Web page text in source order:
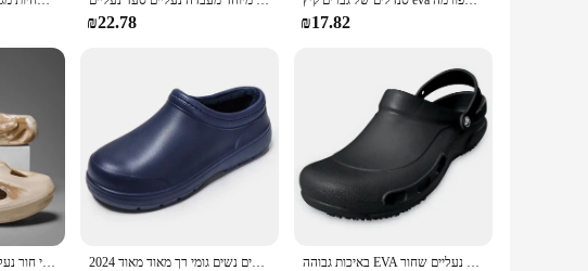
₪22.78 ₪17.82
גברים קיץ הסוואה סנדלים אור נעלי גברים מזדמנים נעלי חור נעלי ספורט נעלי בית גן בחוץ 2024 חורף קטיפה נעלי שף חמות נעלי שף חמות לגברים נשים גומי רך מאוד מאוד באיכות גבוהה EVA גברים שף נעלי החלקה עמיד למים שמן הוכחה מלון מטבח עבודה נעלי גברים כפכפים גן בטיחות נעליים שחור